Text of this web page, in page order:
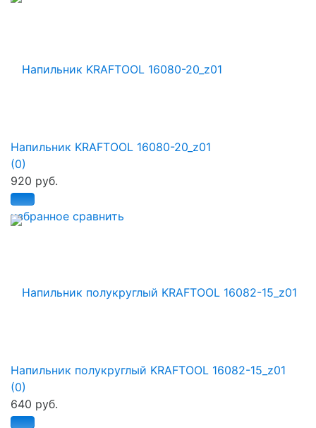
избранное сравнить
Напильник KRAFTOOL 16080-20_z01
(0)
920 руб.
Напильник полукруглый KRAFTOOL 16082-15_z01
(0)
640 руб.